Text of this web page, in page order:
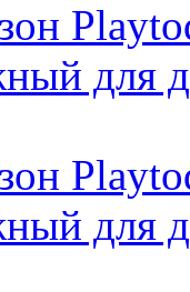
для
для